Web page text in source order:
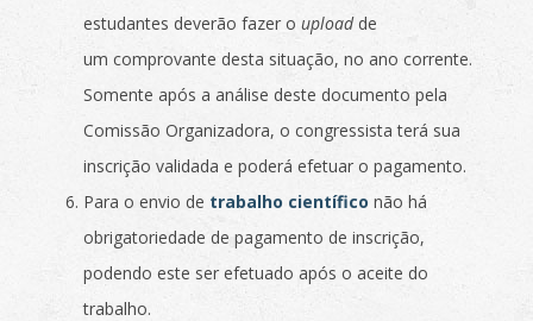
estudantes deverão fazer o uploadde
um comprovante desta situação, no ano corrente.
Somente após a análise deste documento pela
Comissão Organizadora, o congressista terá sua
inscrição validada e poderá efetuar o pagamento.
Para o envio de trabalho científico não há
obrigatoriedade de pagamento de inscrição,
podendo este ser efetuado após o aceite do
trabalho.